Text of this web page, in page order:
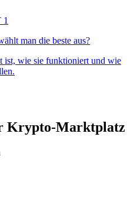
man die beste aus?
ist, wie sie funktioniert und wie
Krypto-Marktplatz